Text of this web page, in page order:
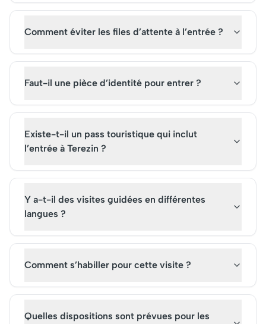
Comment éviter les files d’attente à l’entrée ?
Faut-il une pièce d’identité pour entrer ?
Existe-t-il un pass touristique qui inclut
l’entrée à Terezin ?
Y a-t-il des visites guidées en différentes
langues ?
Comment s’habiller pour cette visite ?
Quelles dispositions sont prévues pour les